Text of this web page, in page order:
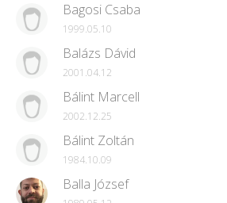
Bagosi Csaba
1999.05.10
Balázs Dávid
2001.04.12
Bálint Marcell
2002.12.25
Bálint Zoltán
1984.10.09
Balla József